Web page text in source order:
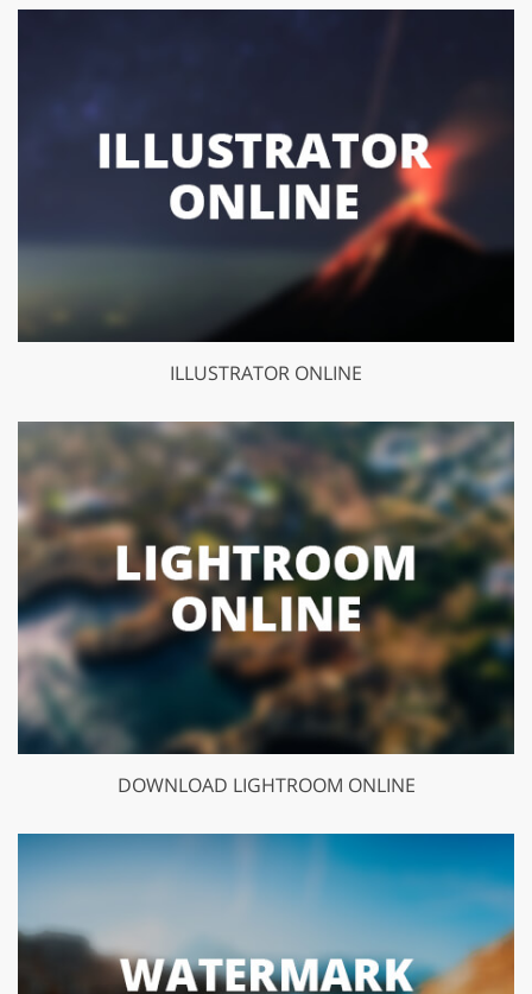
ILLUSTRATOR ONLINE
DOWNLOAD LIGHTROOM ONLINE